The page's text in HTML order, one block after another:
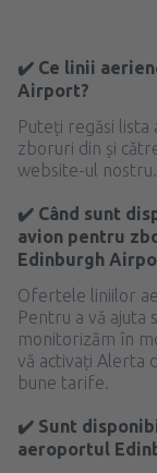
✔️ Ce linii
Airport?
Puteți regăsi lista
zboruri din și
website-ul nostru.
✔️ Când sunt
avion pentru
Edinburgh
Ofertele liniilor
Pentru a vă ajuta
monitorizăm în
vă activați Alerta
bune tarife.
✔️ Sunt
aeroportul